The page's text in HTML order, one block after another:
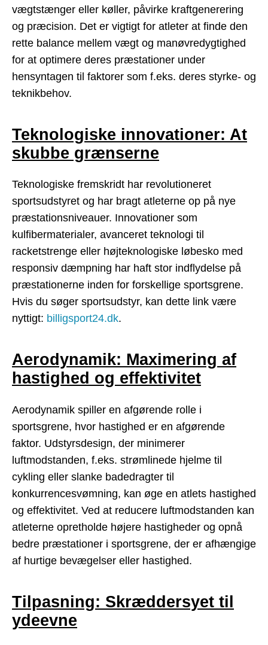
vægtstænger eller køller, påvirke kraftgenerering
og præcision. Det er vigtigt for atleter at finde den
rette balance mellem vægt og manøvredygtighed
for at optimere deres præstationer under
hensyntagen til faktorer som f.eks. deres styrke- og
teknikbehov.
Teknologiske innovationer: At
skubbe grænserne
Teknologiske fremskridt har revolutioneret
sportsudstyret og har bragt atleterne op på nye
præstationsniveauer. Innovationer som
kulfibermaterialer, avanceret teknologi til
racketstrenge eller højteknologiske løbesko med
responsiv dæmpning har haft stor indflydelse på
præstationerne inden for forskellige sportsgrene.
Hvis du søger sportsudstyr, kan dette link være
nyttigt: billigsport24.dk.
Aerodynamik: Maximering af
hastighed og effektivitet
Aerodynamik spiller en afgørende rolle i
sportsgrene, hvor hastighed er en afgørende
faktor. Udstyrsdesign, der minimerer
luftmodstanden, f.eks. strømlinede hjelme til
cykling eller slanke badedragter til
konkurrencesvømning, kan øge en atlets hastighed
og effektivitet. Ved at reducere luftmodstanden kan
atleterne opretholde højere hastigheder og opnå
bedre præstationer i sportsgrene, der er afhængige
af hurtige bevægelser eller hastighed.
Tilpasning: Skræddersyet til
ydeevne